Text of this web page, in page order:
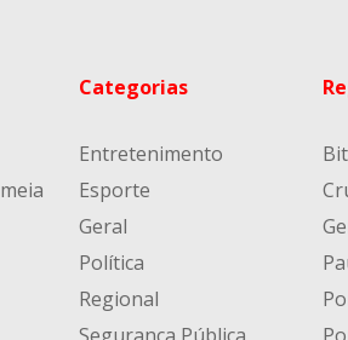
Categorias
Entretenimento
Esporte
Geral
Política
Regional